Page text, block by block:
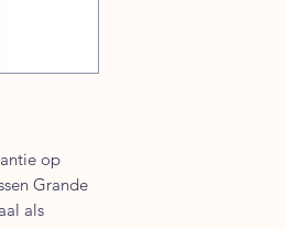
op
Grande
als